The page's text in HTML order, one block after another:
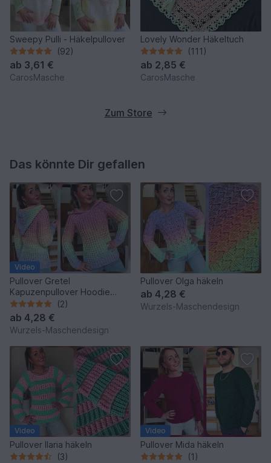
Sweepy Pulli - Häkelpullover
(92)
ab 3,61 €
CarosMasche
Lovely Wonder Häkeltuch
(111)
ab 2,85 €
CarosMasche
Zum Store
Das könnte Dir gefallen
Video
Pullover Gretel
Kapuzenpullover Hoodie
häkeln
(2)
ab 4,28 €
Wurzels-Maschendesign
Pullover Olga häkeln
ab 4,28 €
Wurzels-Maschendesign
Video
Pullover Ilaria häkeln
(3)
Video
Pullover Mida häkeln
(1)